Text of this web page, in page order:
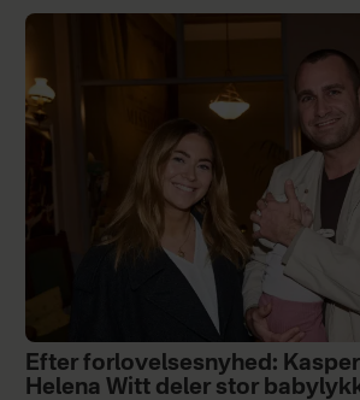
Efter forlovelsesnyhed:
Helena Witt deler stor